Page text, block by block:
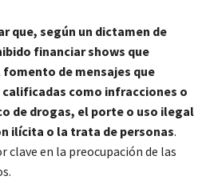
que, según un dictamen de
financiar shows que
de mensajes que
como infracciones o
de drogas, el porte o uso ilegal
ilícita o la trata de personas.
clave en la preocupación de las